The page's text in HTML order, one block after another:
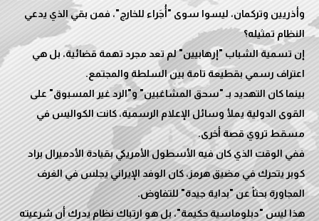
وأذريين وتركمان، ليسوا سوى "أُجَراء للخارج"، فمن بقي الذي يدعي
إن تسمية الشباب "إرهابيين" لم تعد مجرد تهمة قضائية، بل هي
بينما كان التهديد بـ "سحق المشاغبين" و"الرد غير المسبوق" على
القوى الدولية يملأ وسائل الإعلام الرسمية، كانت الكواليس في
ففي الوقت الذي كان فيه الأسطول الأمريكي بقيادة الأدميرال براد
كوبر يتحرك في مضيق هرمز، كان الوفد الإيراني يجلس في الغرف
هذا ليس "دبلوماسية حكيمة"، بل هو ارتباك نظام يدرك أن شرعيته